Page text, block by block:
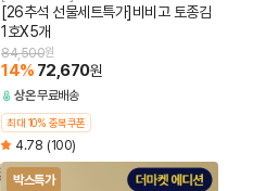
[26추석 선물세트특가]비비고 토종김
1호X5개
84,500원
14% 72,670원
상온무료배송
최대 10% 중복쿠폰
4.78 (100)
박스특가